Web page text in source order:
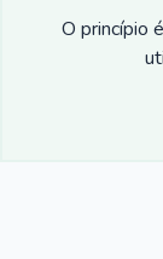
O princípio